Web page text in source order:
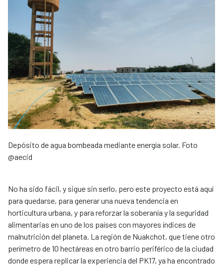
Depósito de agua bombeada mediante energía solar. Foto
@aecid
No ha sido fácil, y sigue sin serlo, pero este proyecto está aquí
para quedarse, para generar una nueva tendencia en
horticultura urbana, y para reforzar la soberanía y la seguridad
alimentarias en uno de los países con mayores índices de
malnutrición del planeta. La región de Nuakchot, que tiene otro
perímetro de 10 hectáreas en otro barrio periférico de la ciudad
donde espera replicar la experiencia del PK17, ya ha encontrado